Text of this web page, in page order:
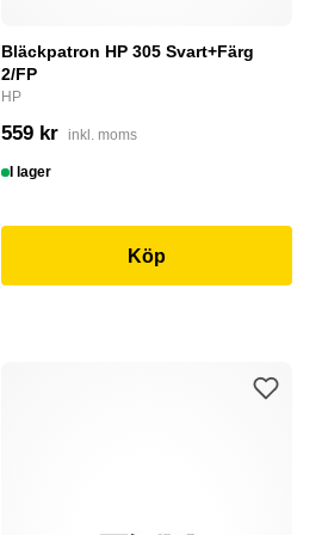
Bläckpatron HP 305 Svart+Färg
2/FP
HP
559 kr inkl. moms
I lager
Köp